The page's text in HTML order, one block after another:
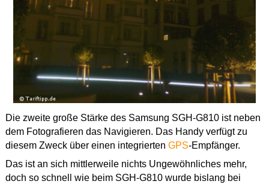
Die zweite große Stärke des Samsung SGH-G810 ist neben
dem Fotografieren das Navigieren. Das Handy verfügt zu
diesem Zweck über einen integrierten GPS-Empfänger.
Das ist an sich mittlerweile nichts Ungewöhnliches mehr,
doch so schnell wie beim SGH-G810 wurde bislang bei